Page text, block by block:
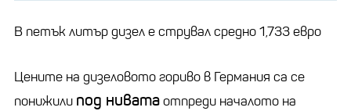
В петък литър дизел е струвал средно 1,733 евро
Цените на дизеловото гориво в Германия са се
понижили под ниватаотпреди началото на